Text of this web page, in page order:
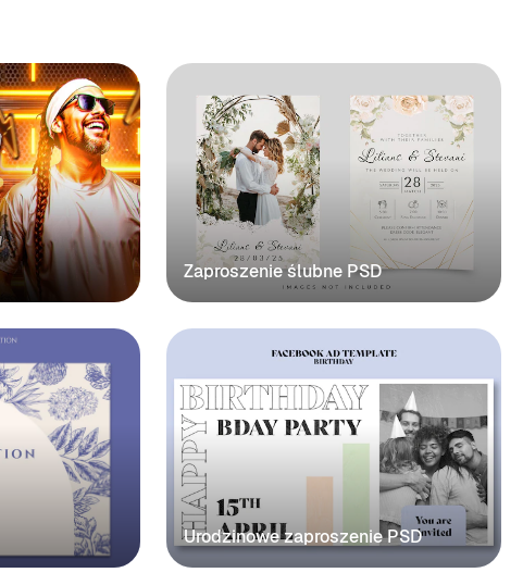
Zaproszenie ślubne PSD
Urodzinowe zaproszenie PSD